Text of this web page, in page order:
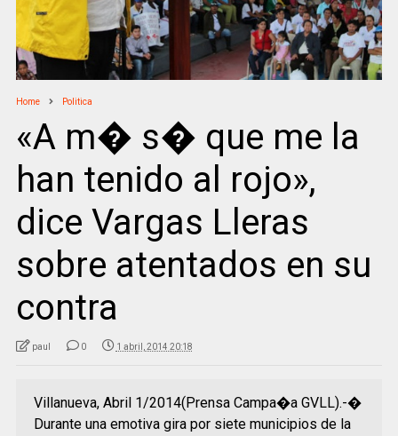
Home Politica
«A m� s� que me la
han tenido al rojo»,
dice Vargas Lleras
sobre atentados en su
contra
paul 0 1 abril, 2014 20:18
Villanueva, Abril 1/2014(Prensa Campa�a GVLL).-�
Durante una emotiva gira por siete municipios de la